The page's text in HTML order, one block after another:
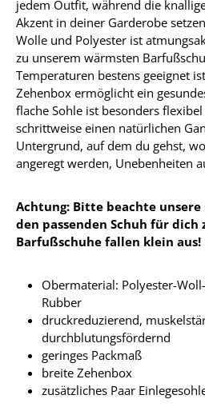
jedem Outfit, während die
Akzent in deiner Garderobe
Wolle und Polyester ist
zu unserem wärmsten
Temperaturen bestens geeignet
Zehenbox ermöglicht ein
flache Sohle ist besonders
schrittweise einen natürlichen
Untergrund, auf dem du gehst,
angeregt werden, Unebenheiten
Achtung: Bitte beachte
den passenden Schuh für dich
Barfußschuhe fallen klein aus!
Obermaterial: Polyester-
Rubber
druckreduzierend,
durchblutungsfördernd
geringes Packmaß
breite Zehenbox
zusätzliches Paar